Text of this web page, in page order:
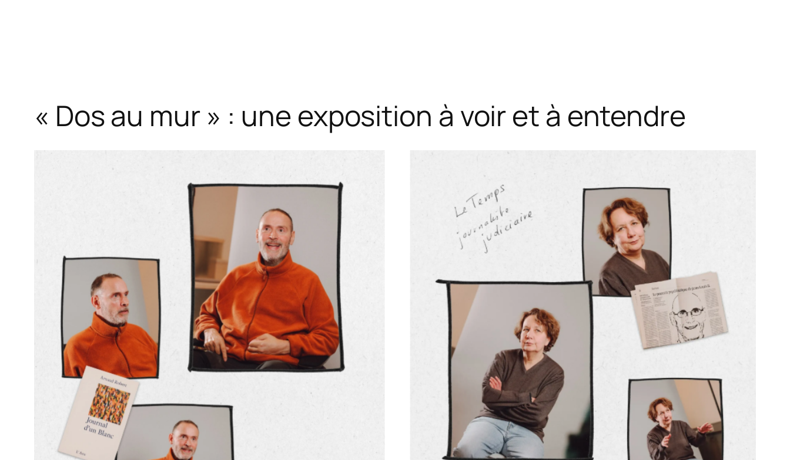
« Dos au mur » : une exposition à voir et à entendre